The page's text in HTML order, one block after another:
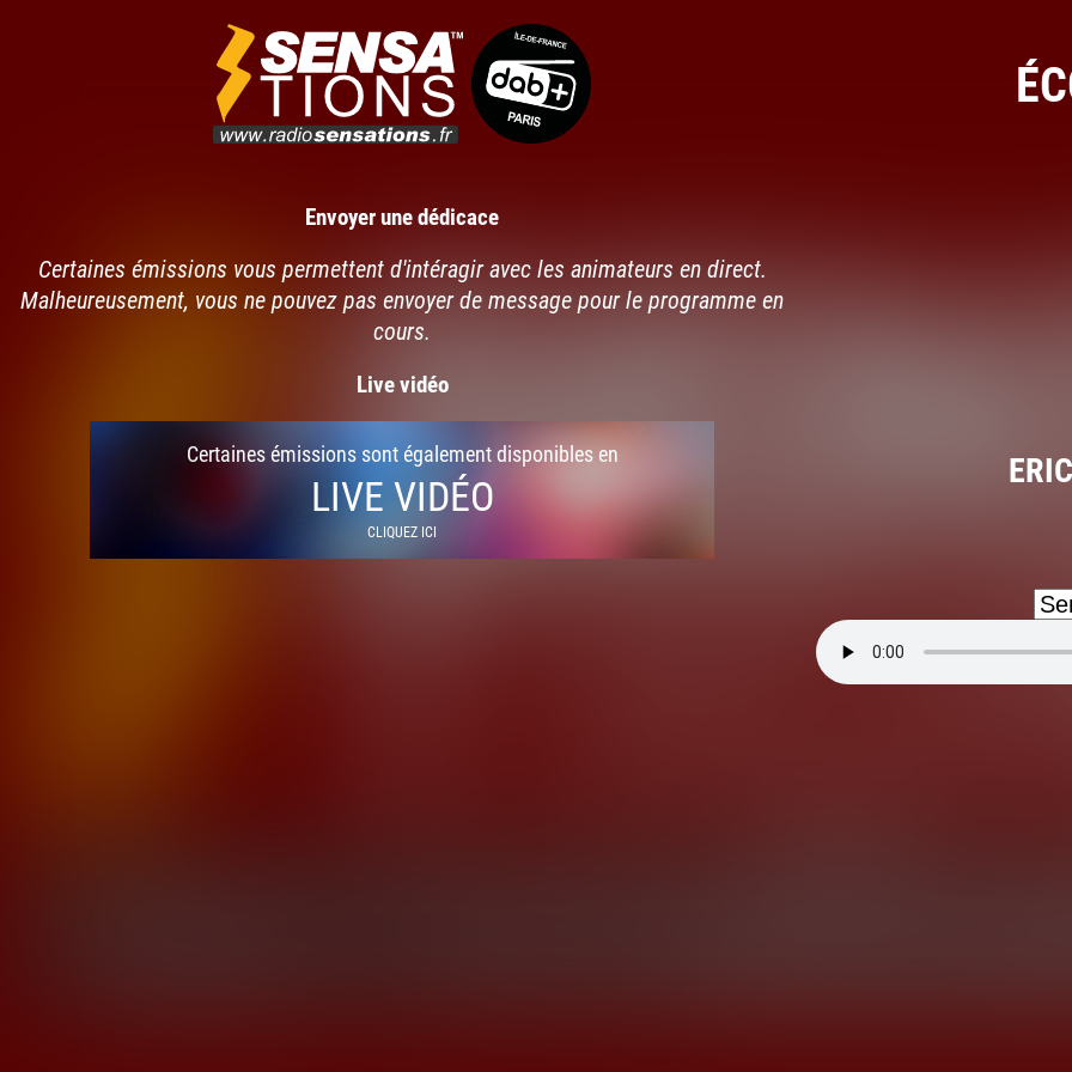
Envoyer une dédicace
Certaines émissions vous permettent d'intéragir avec les animateurs en direct.
Malheureusement, vous ne pouvez pas envoyer de message pour le programme en
cours.
Live vidéo
Certaines émissions sont également disponibles en
LIVE VIDÉO
CLIQUEZ ICI